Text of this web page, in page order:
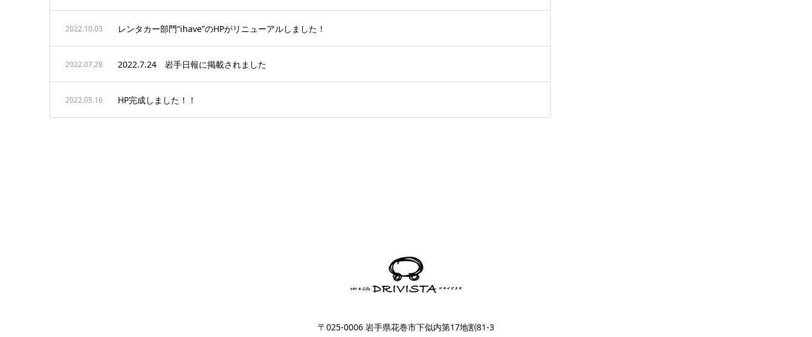
2022.10.03 レンタカー部門“ihave”のHPがリニューアルしました！
2022.07.28 2022.7.24 岩手日報に掲載されました
2022.05.16 HP完成しました！！
〒025-0006 岩手県花巻市下似内第17地割81-3